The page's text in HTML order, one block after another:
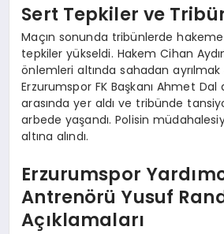
Sert Tepkiler ve
Maçın sonunda tribünlerde
tepkiler yükseldi. Hakem Cihan
önlemleri altında sahadan ayrılmak
Erzurumspor FK Başkanı Ahmet
arasında yer aldı ve tribünde
arbede yaşandı. Polisin
altına alındı.
Erzurumspor
Antrenörü Yusuf
Açıklamaları